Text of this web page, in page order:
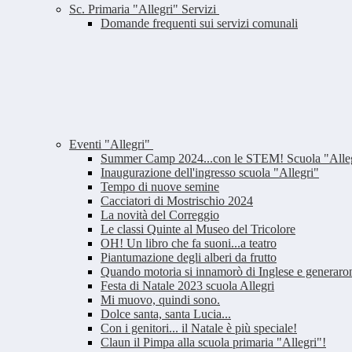
Sc. Primaria "Allegri" Servizi
Domande frequenti sui servizi comunali
Eventi "Allegri"
Summer Camp 2024...con le STEM! Scuola
Inaugurazione dell'ingresso scuola "Allegri"
Tempo di nuove semine
Cacciatori di Mostrischio 2024
La novità del Correggio
Le classi Quinte al Museo del Tricolore
OH! Un libro che fa suoni...a teatro
Piantumazione degli alberi da frutto
Quando motoria si innamorò di Inglese e
Festa di Natale 2023 scuola Allegri
Mi muovo, quindi sono.
Dolce santa, santa Lucia...
Con i genitori... il Natale è più speciale!
Claun il Pimpa alla scuola primaria "Allegri"!